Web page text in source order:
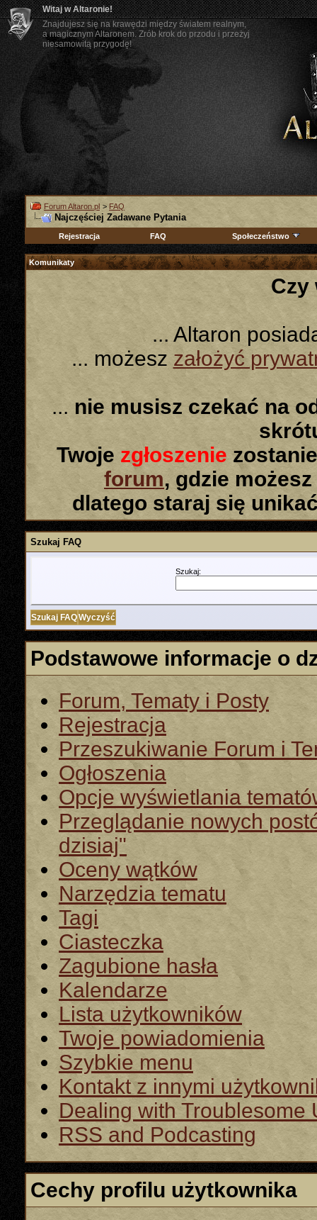
Witaj w Altaronie!
Znajdujesz się na krawędzi między światem realnym,
a magicznym Altaronem. Zrób krok do przodu i przeżyj
niesamowitą przygodę!
Forum Altaron.pl > FAQ
Najczęściej Zadawane Pytania
Rejestracja FAQ Społeczeństwo
Komunikaty
Czy
... Altaron
... możeszzałożyć
... nie musisz czekać na
Twoje zgłoszenie
forum, gdzie
dlatego staraj się
Szukaj FAQ
Szukaj:
Podstawowe informacje o
Forum, Tematy i Posty
Rejestracja
Przeszukiwanie Forum i
Ogłoszenia
Opcje wyświetlania
Przeglądanie nowych
dzisiaj"
Oceny wątków
Narzędzia tematu
Tagi
Ciasteczka
Zagubione hasła
Kalendarze
Lista użytkowników
Twoje powiadomienia
Szybkie menu
Kontakt z innymi
Dealing with Troublesome
RSS and Podcasting
Cechy profilu użytkownika